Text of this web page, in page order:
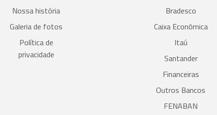
Nossa história
Galeria de fotos
Política de
privacidade
Bradesco
Caixa Econômica
Itaú
Santander
Financeiras
Outros Bancos
FENABAN